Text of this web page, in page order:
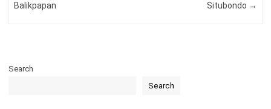
Balikpapan
Situbondo →
Search
Search